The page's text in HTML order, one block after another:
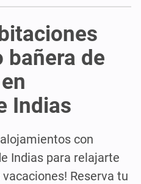
bañera de
Indias
con
Indias para relajarte
Reserva tu